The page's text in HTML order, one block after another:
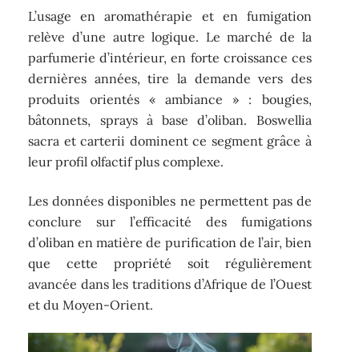
L’usage en aromathérapie et en fumigation
relève d’une autre logique. Le marché de la
parfumerie d’intérieur, en forte croissance ces
dernières années, tire la demande vers des
produits orientés « ambiance » : bougies,
bâtonnets, sprays à base d’oliban. Boswellia
sacra et carterii dominent ce segment grâce à
leur profil olfactif plus complexe.
Les données disponibles ne permettent pas de
conclure sur l’efficacité des fumigations
d’oliban en matière de purification de l’air, bien
que cette propriété soit régulièrement
avancée dans les traditions d’Afrique de l’Ouest
et du Moyen-Orient.